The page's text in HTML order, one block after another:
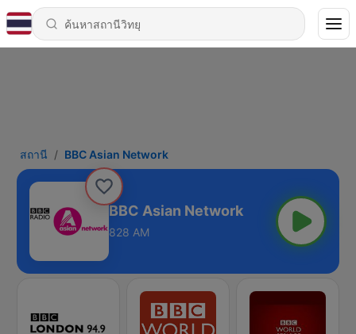
สถานี BBC Asian Network
BBC Asian Network
828 AM